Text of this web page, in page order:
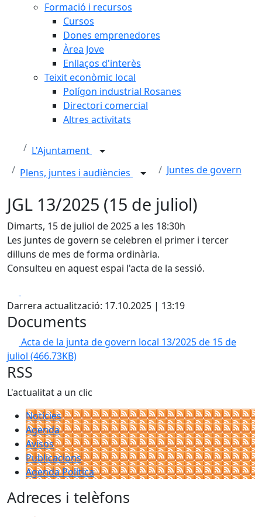
Formació i recursos
Cursos
Dones emprenedores
Àrea Jove
Enllaços d'interès
Teixit econòmic local
Polígon industrial Rosanes
Directori comercial
Altres activitats
L'Ajuntament
Plens, juntes i audiències
Juntes de govern
JGL 13/2025 (15 de juliol)
Dimarts, 15 de juliol de 2025 a les 18:30h
Les juntes de govern se celebren el primer i tercer
dilluns de mes de forma ordinària.
Consulteu en aquest espai l'acta de la sessió.
Darrera actualització: 17.10.2025 | 13:19
Documents
Acta de la junta de govern local 13/2025 de 15 de
juliol (466.73KB)
RSS
L'actualitat a un clic
Notícies
Agenda
Avisos
Publicacions
Agenda Política
Adreces i telèfons